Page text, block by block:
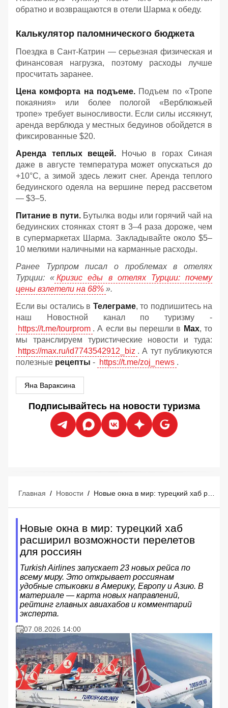
обратно и возвращаются в отели Шарма к обеду.
Калькулятор паломнического бюджета
Поездка в Сант-Катрин — серьезная физическая и
финансовая нагрузка, поэтому расходы лучше
просчитать заранее.
Цена комфорта на подъеме. Подъем по «Тропе
покаяния» или более пологой «Верблюжьей
тропе» требует выносливости. Если силы иссякнут,
аренда верблюда у местных бедуинов обойдется в
фиксированные $20.
Аренда теплых вещей. Ночью в горах Синая
даже в августе температура может опускаться до
+10°C, а зимой здесь лежит снег. Аренда теплого
бедуинского одеяла на вершине перед рассветом
— $3–5.
Питание в пути.Бутылка воды или горячий чай на
бедуинских стоянках стоят в 3–4 раза дороже, чем
в супермаркетах Шарма. Закладывайте около $5–
10 мелкими наличными на карманные расходы.
Ранее Турпром писал о проблемах в отелях
Турции: « Кризис еды в отелях Турции: почему
цены взлетели на 68% ».
Если вы остались в Телеграме, то подпишитесь на
наш Новостной канал по туризму -
https://t.me/tourprom . А если вы перешли в Мах, то
мы транслируем туристические новости и туда:
https://max.ru/id7743542912_biz . А тут публикуются
полезные рецепты - https://t.me/zoj_news .
Яна Вараксина
Подписывайтесь на новости туризма
Главная / Новости /
Новые окна в мир: турецкий хаб
расширил возможности перелетов
для россиян
Turkish Airlines запускает 23 новых рейса по
всему миру. Это открывает россиянам
удобные стыковки в Америку, Европу и Азию. В
материале — карта новых направлений,
рейтинг главных авиахабов и комментарий
эксперта.
07.08.2026 14:00